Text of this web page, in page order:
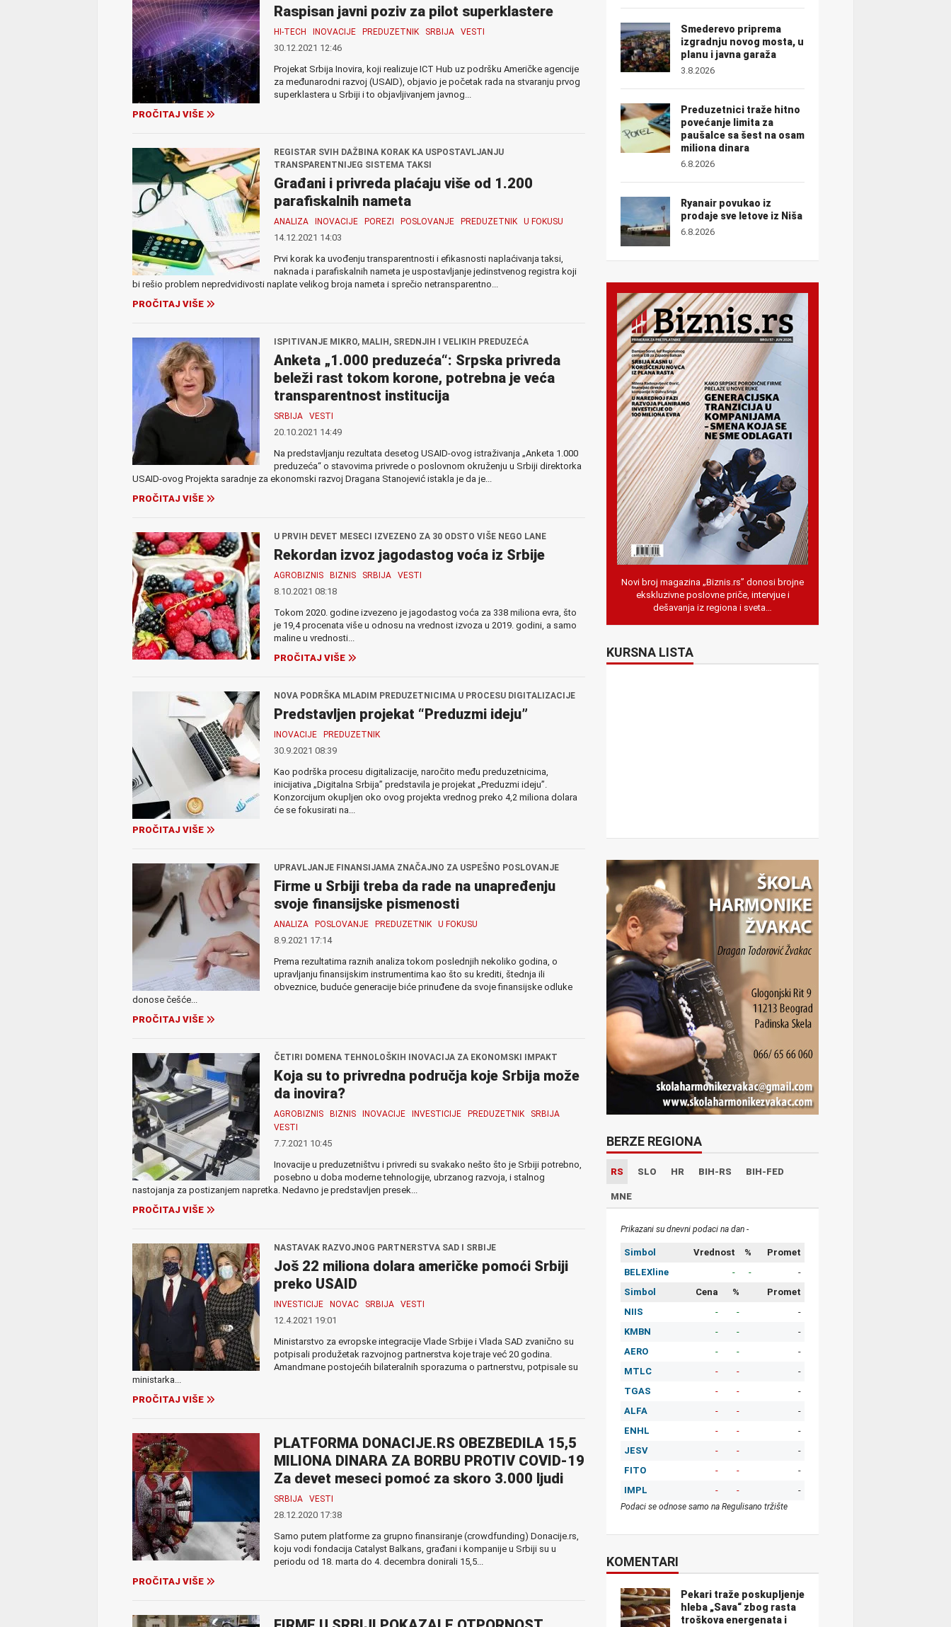
Raspisan javni poziv za pilot superklastere
HI-TECH INOVACIJE PREDUZETNIK SRBIJA VESTI
30.12.2021 12:46
Projekat Srbija Inovira, koji realizuje ICT Hub uz podršku Američke agencije
za međunarodni razvoj (USAID), objavio je početak rada na stvaranju prvog
superklastera u Srbiji i to objavljivanjem javnog...
PROČITAJ VIŠE
REGISTAR SVIH DAŽBINA KORAK KA USPOSTAVLJANJU
TRANSPARENTNIJEG SISTEMA TAKSI
Građani i privreda plaćaju više od 1.200
parafiskalnih nameta
ANALIZA INOVACIJE POREZI POSLOVANJE PREDUZETNIK U FOKUSU
14.12.2021 14:03
Prvi korak ka uvođenju transparentnosti i efikasnosti naplaćivanja taksi,
naknada i parafiskalnih nameta je uspostavljanje jedinstvenog registra koji
bi rešio problem nepredvidivosti naplate velikog broja nameta i sprečio netransparentno...
PROČITAJ VIŠE
ISPITIVANJE MIKRO, MALIH, SREDNJIH I VELIKIH PREDUZEĆA
Anketa „1.000 preduzeća“: Srpska privreda
beleži rast tokom korone, potrebna je veća
transparentnost institucija
SRBIJA VESTI
20.10.2021 14:49
Na predstavljanju rezultata desetog USAID-ovog istraživanja „Anketa 1.000
preduzeća“ o stavovima privrede o poslovnom okruženju u Srbiji direktorka
USAID-ovog Projekta saradnje za ekonomski razvoj Dragana Stanojević istakla je da je...
PROČITAJ VIŠE
U PRVIH DEVET MESECI IZVEZENO ZA 30 ODSTO VIŠE NEGO LANE
Rekordan izvoz jagodastog voća iz Srbije
AGROBIZNIS BIZNIS SRBIJA VESTI
8.10.2021 08:18
Tokom 2020. godine izvezeno je jagodastog voća za 338 miliona evra, što
je 19,4 procenata više u odnosu na vrednost izvoza u 2019. godini, a samo
maline u vrednosti...
PROČITAJ VIŠE
NOVA PODRŠKA MLADIM PREDUZETNICIMA U PROCESU DIGITALIZACIJE
Predstavljen projekat “Preduzmi ideju”
INOVACIJE PREDUZETNIK
30.9.2021 08:39
Kao podrška procesu digitalizacije, naročito među preduzetnicima,
inicijativa „Digitalna Srbija” predstavila je projekat „Preduzmi ideju”.
Konzorcijum okupljen oko ovog projekta vrednog preko 4,2 miliona dolara
će se fokusirati na...
PROČITAJ VIŠE
UPRAVLJANJE FINANSIJAMA ZNAČAJNO ZA USPEŠNO POSLOVANJE
Firme u Srbiji treba da rade na unapređenju
svoje finansijske pismenosti
ANALIZA POSLOVANJE PREDUZETNIK U FOKUSU
8.9.2021 17:14
Prema rezultatima raznih analiza tokom poslednjih nekoliko godina, o
upravljanju finansijskim instrumentima kao što su krediti, štednja ili
obveznice, buduće generacije biće prinuđene da svoje finansijske odluke
donose češće...
PROČITAJ VIŠE
ČETIRI DOMENA TEHNOLOŠKIH INOVACIJA ZA EKONOMSKI IMPAKT
Koja su to privredna područja koje Srbija može
da inovira?
AGROBIZNIS BIZNIS INOVACIJE INVESTICIJE PREDUZETNIK
SRBIJA
VESTI
7.7.2021 10:45
Inovacije u preduzetništvu i privredi su svakako nešto što je Srbiji potrebno,
posebno u doba moderne tehnologije, ubrzanog razvoja, i stalnog
nastojanja za postizanjem napretka. Nedavno je predstavljen presek...
PROČITAJ VIŠE
NASTAVAK RAZVOJNOG PARTNERSTVA SAD I SRBIJE
Još 22 miliona dolara američke pomoći Srbiji
preko USAID
INVESTICIJE NOVAC SRBIJA VESTI
12.4.2021 19:01
Ministarstvo za evropske integracije Vlade Srbije i Vlada SAD zvanično su
potpisali produžetak razvojnog partnerstva koje traje već 20 godina.
Amandmane postojećih bilateralnih sporazuma o partnerstvu, potpisale su
ministarka...
PROČITAJ VIŠE
PLATFORMA DONACIJE.RS OBEZBEDILA 15,5
MILIONA DINARA ZA BORBU PROTIV COVID-19
Za devet meseci pomoć za skoro 3.000 ljudi
SRBIJA VESTI
28.12.2020 17:38
Samo putem platforme za grupno finansiranje (crowdfunding) Donacije.rs,
koju vodi fondacija Catalyst Balkans, građani i kompanije u Srbiji su u
periodu od 18. marta do 4. decembra donirali 15,5...
PROČITAJ VIŠE
Smederevo priprema
izgradnju novog mosta, u
planu i javna garaža
3.8.2026
Preduzetnici traže hitno
povećanje limita za
paušalce sa šest na osam
miliona dinara
6.8.2026
Ryanair povukao iz
prodaje sve letove iz Niša
6.8.2026
Novi broj magazina „Biznis.rs” donosi brojne
ekskluzivne poslovne priče, intervjue i
dešavanja iz regiona i sveta…
KURSNA LISTA
BERZE REGIONA
RS SLO HR BIH-RS BIH-FED
MNE
Prikazani su dnevni podaci na dan -
Simbol Vrednost %
Promet
BELEXline
- -
-
Simbol
Cena %
Promet
NIIS
- -
-
KMBN
- -
-
AERO
- -
-
MTLC
- -
-
TGAS
- -
-
ALFA
- -
-
ENHL
- -
-
JESV
- -
-
FITO
- -
-
IMPL
- - -
Podaci se odnose samo na Regulisano tržište
KOMENTARI
Pekari traže poskupljenje
hleba „Sava“ zbog rasta
troškova energenata i